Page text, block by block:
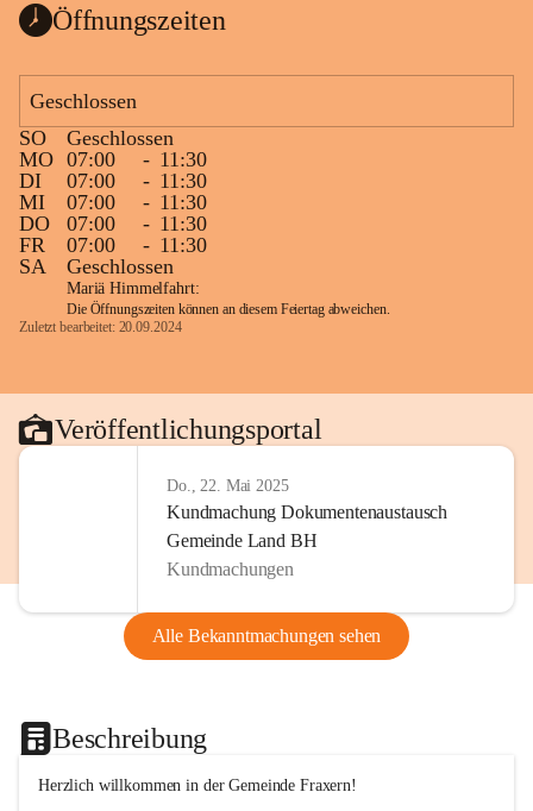
Öffnungszeiten
Geschlossen
SO
Geschlossen
MO 07:00 - 11:30
DI
07:00 - 11:30
MI
07:00 - 11:30
DO
07:00 - 11:30
FR
07:00 - 11:30
SA
Geschlossen
Mariä Himmelfahrt:
Die Öffnungszeiten können an diesem Feiertag abweichen.
Zuletzt bearbeitet: 20.09.2024
Veröffentlichungsportal
Do., 22. Mai 2025
Kundmachung Dokumentenaustausch
Gemeinde Land BH
Kundmachungen
Alle Bekanntmachungen sehen
Beschreibung
Herzlich willkommen in der Gemeinde Fraxern!